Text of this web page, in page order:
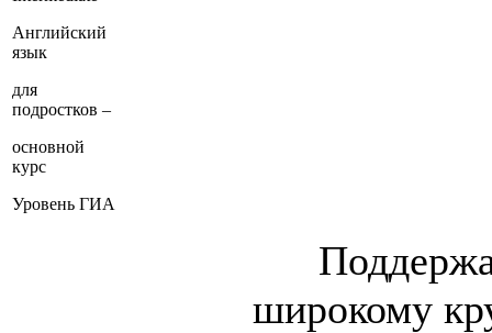
Английский
язык
для
подростков –
основной
курс
Уровень ГИА
широкому